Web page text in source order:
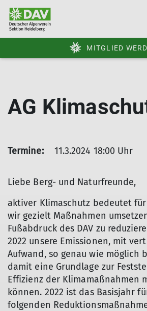
MITGLIED
AG
Termine: 11.3.2024 18:00 Uhr
Liebe Berg- und Naturfreunde,
aktiver Klimaschutz bedeutet für
wir gezielt Maßnahmen
Fußabdruck des DAV zu
2022 unsere Emissionen, mit
Aufwand, so genau wie möglich
damit eine Grundlage zur
Effizienz der Klimamaßnahmen
können. 2022 ist das Basisjahr
folgenden